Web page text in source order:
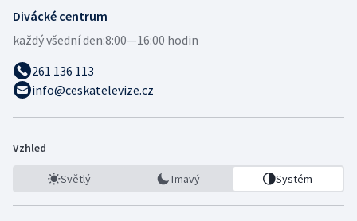
Divácké centrum
každý všední den:8:00—16:00 hodin
261 136 113
info@ceskatelevize.cz
Vzhled
Světlý Tmavý Systém